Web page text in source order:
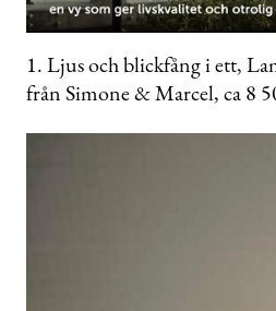
0
of
1
minute,
1. Ljus och blickfång i ett,
från Simone & Marcel, ca 8